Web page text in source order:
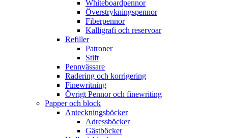
Whiteboardpennor
Överstrykningspennor
Fiberpennor
Kalligrafi och reservoar
Refiller
Patroner
Stift
Pennvässare
Radering och korrigering
Finewritning
Övrigt Pennor och finewriting
Papper och block
Anteckningsböcker
Adressböcker
Gästböcker